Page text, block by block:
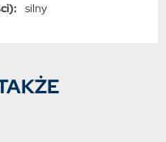
silny